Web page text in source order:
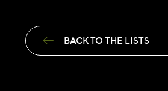
BACK TO THE LISTS